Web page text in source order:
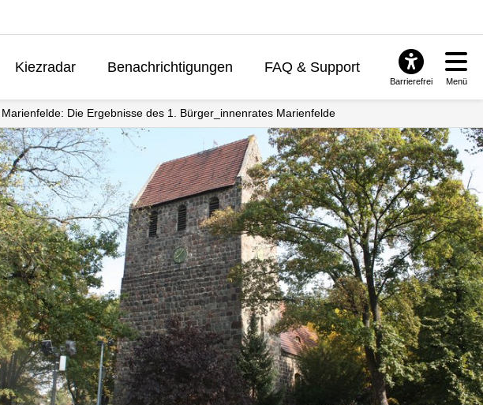
Kiezradar Benachrichtigungen FAQ & Support
Barrierefrei Menü
Die Ergebnisse des 1. Bürger_innenrates Marienfelde